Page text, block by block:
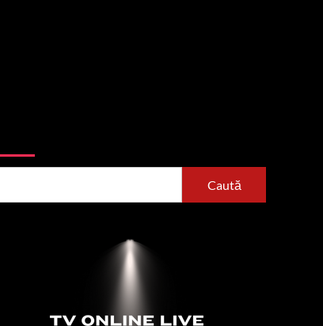
Caută